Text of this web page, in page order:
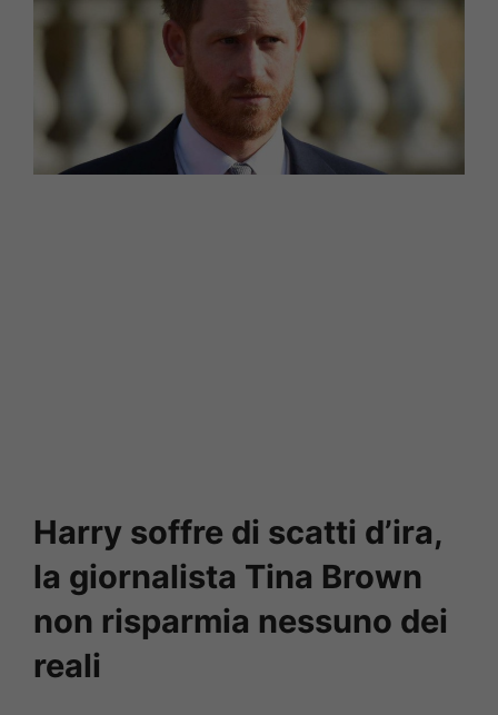
Harry soffre di scatti d’ira,
la giornalista Tina Brown
non risparmia nessuno dei
reali